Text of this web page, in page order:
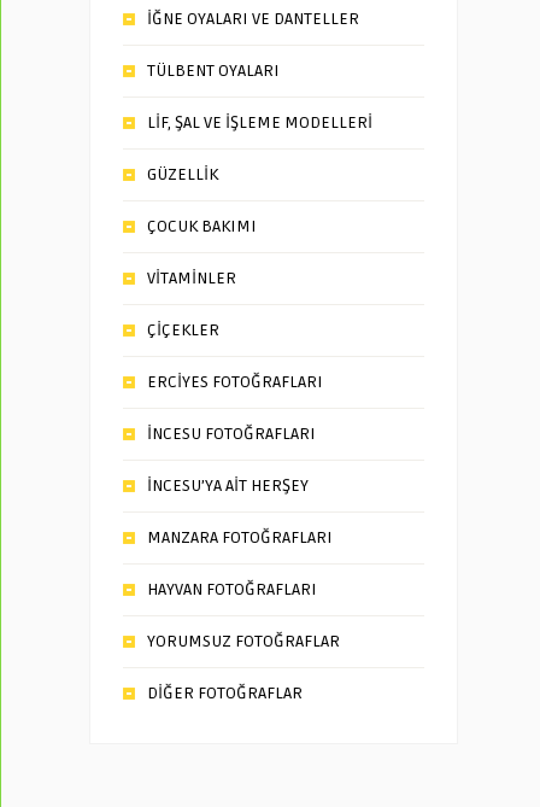
İĞNE OYALARI VE DANTELLER
TÜLBENT OYALARI
LİF, ŞAL VE İŞLEME MODELLERİ
GÜZELLİK
ÇOCUK BAKIMI
VİTAMİNLER
ÇİÇEKLER
ERCİYES FOTOĞRAFLARI
İNCESU FOTOĞRAFLARI
İNCESU’YA AİT HERŞEY
MANZARA FOTOĞRAFLARI
HAYVAN FOTOĞRAFLARI
YORUMSUZ FOTOĞRAFLAR
DİĞER FOTOĞRAFLAR